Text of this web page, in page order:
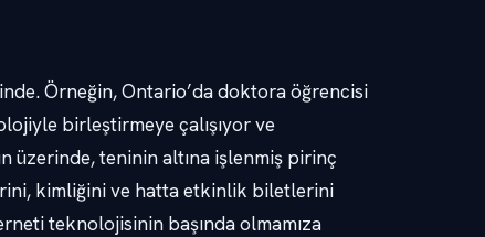
Örneğin, Ontario’da doktora öğrencisi
birleştirmeye çalışıyor ve
üzerinde, teninin altına işlenmiş pirinç
kimliğini ve hatta etkinlik biletlerini
teknolojisinin başında olmamıza